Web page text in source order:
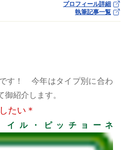
プロフィール詳細
執筆記事一覧
す！ 今年はタイプ別に合わ
紹介します。
たい＊
ル・ピッチョーネ